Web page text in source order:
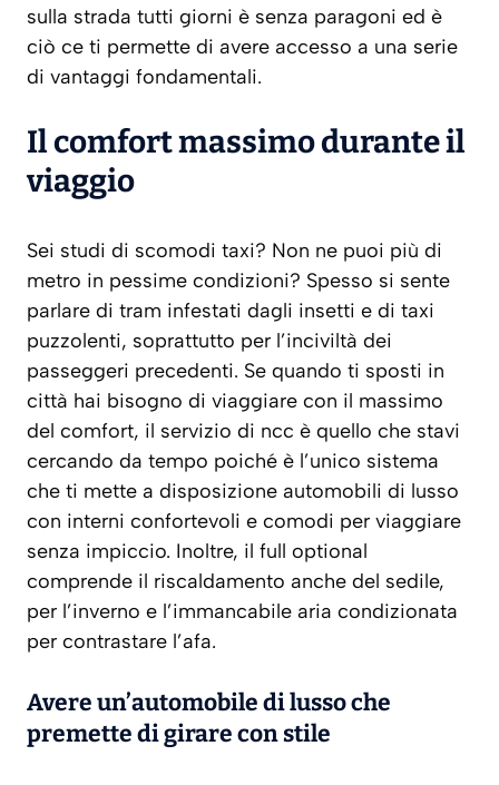
sulla strada tutti giorni è senza paragoni ed è
ciò ce ti permette di avere accesso a una serie
di vantaggi fondamentali.
Il comfort massimo durante il
viaggio
Sei studi di scomodi taxi? Non ne puoi più di
metro in pessime condizioni? Spesso si sente
parlare di tram infestati dagli insetti e di taxi
puzzolenti, soprattutto per l’inciviltà dei
passeggeri precedenti. Se quando ti sposti in
città hai bisogno di viaggiare con il massimo
del comfort, il servizio di ncc è quello che stavi
cercando da tempo poiché è l’unico sistema
che ti mette a disposizione automobili di lusso
con interni confortevoli e comodi per viaggiare
senza impiccio. Inoltre, il full optional
comprende il riscaldamento anche del sedile,
per l’inverno e l’immancabile aria condizionata
per contrastare l’afa.
Avere un’automobile di lusso che
premette di girare con stile